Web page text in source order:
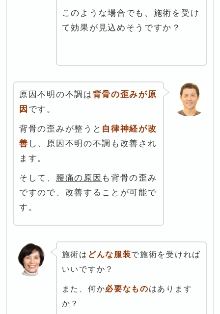
このような場合でも、施術 を受け
て効果が見込めそうですか？
原因不明の不調は背骨の歪みが原
因 です。
背骨の歪みが整うと 自律神経が改
善 し、原因不明の不調も改善され
ます。
そして、 腰痛の原因 も背骨の歪み
ですので、改善することが可能で
す。
施術は どんな服装で施術を受ければ
いいですか？
また、何か必要なものはあります
か？